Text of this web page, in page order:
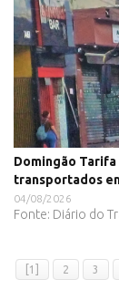
Domingão
transportados
04/08/2026
Fonte: Diário do
[1] 2 3